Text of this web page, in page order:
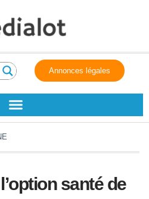
Annonces légales
santé de